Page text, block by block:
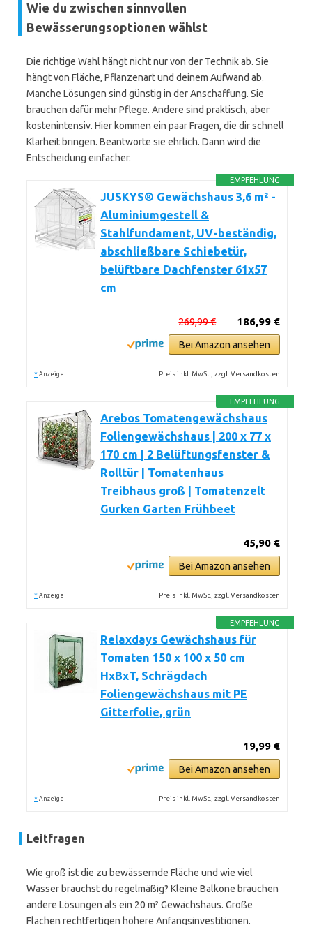
Wie du zwischen sinnvollen
Bewässerungsoptionen wählst
Die richtige Wahl hängt nicht nur von der Technik ab. Sie
hängt von Fläche, Pflanzenart und deinem Aufwand ab.
Manche Lösungen sind günstig in der Anschaffung. Sie
brauchen dafür mehr Pflege. Andere sind praktisch, aber
kostenintensiv. Hier kommen ein paar Fragen, die dir schnell
Klarheit bringen. Beantworte sie ehrlich. Dann wird die
Entscheidung einfacher.
EMPFEHLUNG
JUSKYS® Gewächshaus 3,6 m² -
Aluminiumgestell &
Stahlfundament, UV-beständig,
abschließbare Schiebetür,
belüftbare Dachfenster 61x57
cm
186,99 €
269,99 €
Bei Amazon ansehen
* Anzeige Preis inkl. MwSt., zzgl. Versandkosten
EMPFEHLUNG
Arebos Tomatengewächshaus
Foliengewächshaus | 200 x 77 x
170 cm | 2 Belüftungsfenster &
Rolltür | Tomatenhaus
Treibhaus groß | Tomatenzelt
Gurken Garten Frühbeet
45,90 €
Bei Amazon ansehen
* Anzeige Preis inkl. MwSt., zzgl. Versandkosten
EMPFEHLUNG
Relaxdays Gewächshaus für
Tomaten 150 x 100 x 50 cm
HxBxT, Schrägdach
Foliengewächshaus mit PE
Gitterfolie, grün
19,99 €
Bei Amazon ansehen
* Anzeige Preis inkl. MwSt., zzgl. Versandkosten
Leitfragen
Wie groß ist die zu bewässernde Fläche und wie viel
Wasser brauchst du regelmäßig? Kleine Balkone brauchen
andere Lösungen als ein 20 m² Gewächshaus. Große
Flächen rechtfertigen höhere Anfangsinvestitionen.